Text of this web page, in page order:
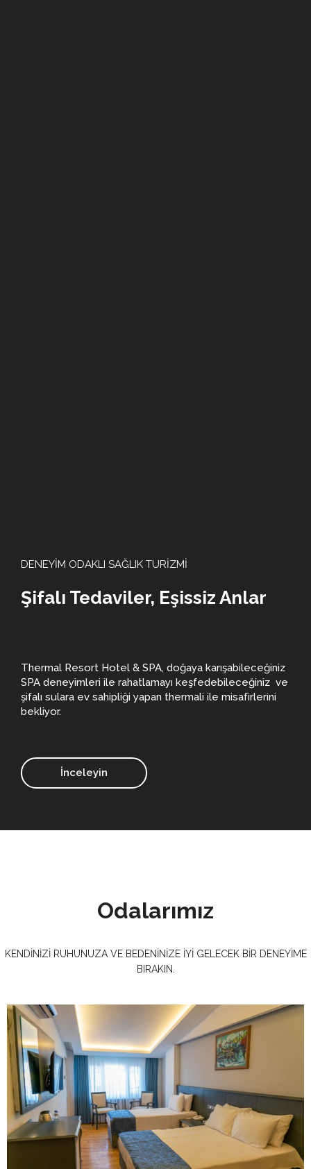
DENEYİM ODAKLI SAĞLIK TURİZMİ
Şifalı Tedaviler, Eşissiz Anlar
Thermal Resort Hotel & SPA, doğaya karışabileceğiniz
SPA deneyimleri ile rahatlamayı keşfedebileceğiniz ve
şifalı sulara ev sahipliği yapan thermali ile misafirlerini
bekliyor.
İnceleyin
Odalarımız
KENDINIZI RUHUNUZA VE BEDENINIZE IYI GELECEK BIR DENEYIME
BIRAKIN.